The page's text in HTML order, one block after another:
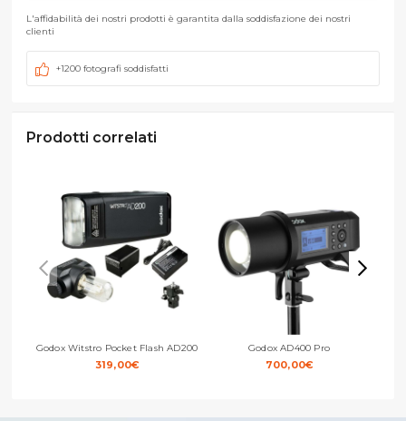
L'affidabilità dei nostri prodotti è garantita dalla soddisfazione dei nostri
clienti
+1200 fotografi soddisfatti
Prodotti correlati
Godox Witstro Pocket Flash AD200
319,00€
Godox AD400 Pro
700,00€